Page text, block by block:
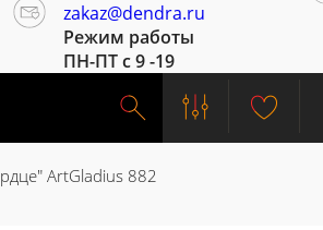
zakaz@dendra.ru
Режим работы
ПН-ПТ с 9 -19
ArtGladius 882